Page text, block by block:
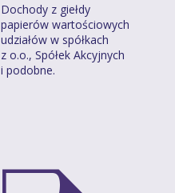
Dochody z giełdy
papierów wartościowych
udziałów w spółkach
z o.o., Spółek Akcyjnych
i podobne.